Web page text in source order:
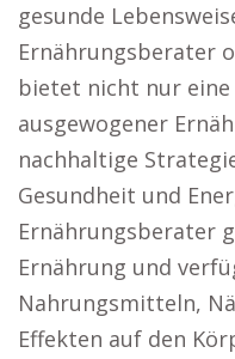
gesunde
Ernährungsberater
bietet nicht nur eine
ausgewogener
nachhaltige
Gesundheit und
Ernährungsberater
Ernährung und
Nahrungsmitteln,
Effekten auf den